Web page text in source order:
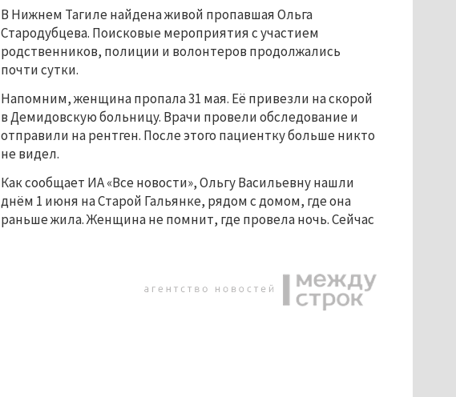
В Нижнем Тагиле найдена живой пропавшая Ольга
Стародубцева. Поисковые мероприятия с участием
родственников, полиции и волонтеров продолжались
почти сутки.
Напомним, женщина пропала 31 мая. Её привезли на скорой
в Демидовскую больницу. Врачи провели обследование и
отправили на рентген. После этого пациентку больше никто
не видел.
Как сообщает ИА «Все новости», Ольгу Васильевну нашли
днём 1 июня на Старой Гальянке, рядом с домом, где она
раньше жила. Женщина не помнит, где провела ночь. Сейчас